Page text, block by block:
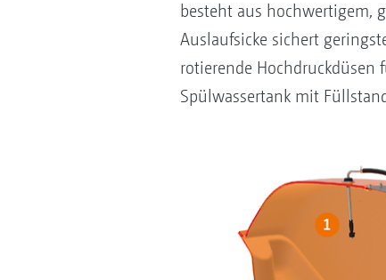
besteht aus hochwertigem,
Auslaufsicke sichert
rotierende Hochdruckdüsen
Spülwassertank mit